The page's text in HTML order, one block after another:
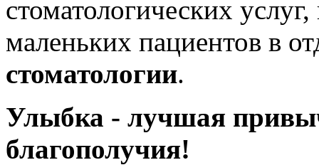
стоматологических
маленьких пациентов в
стоматологии.
Улыбка - лучшая
благополучия!